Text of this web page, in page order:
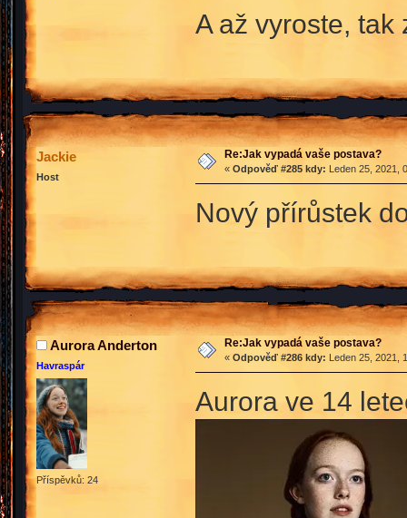
A až vyroste,
Jackie
Host
Re:Jak vypadá vaše postava?
« Odpověď #285 kdy: Leden 25, 2021,
Nový přírůstek
Aurora Anderton
Havraspár
Příspěvků: 24
Re:Jak vypadá vaše postava?
« Odpověď #286 kdy: Leden 25, 2021,
Aurora ve 14